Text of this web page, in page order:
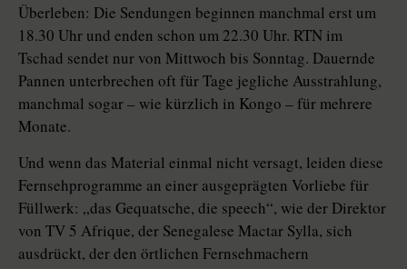
Überleben: Die Sendungen beginnen manchmal erst um
18.30 Uhr und enden schon um 22.30 Uhr. RTN im
Tschad sendet nur von Mittwoch bis Sonntag. Dauernde
Pannen unterbrechen oft für Tage jegliche Ausstrahlung,
manchmal sogar – wie kürzlich in Kongo – für mehrere
Monate.
Und wenn das Material einmal nicht versagt, leiden diese
Fernsehprogramme an einer ausgeprägten Vorliebe für
Füllwerk: „das Gequatsche, die speech“, wie der Direktor
von TV 5 Afrique, der Senegalese Mactar Sylla, sich
ausdrückt, der den örtlichen Fernsehmachern